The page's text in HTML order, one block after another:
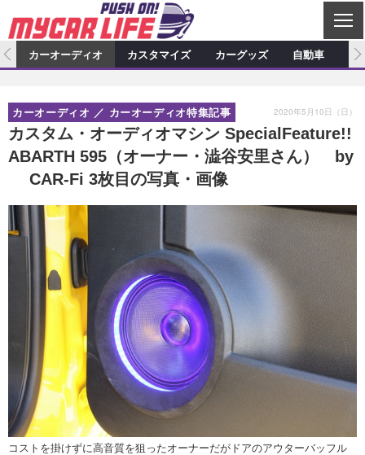
C
L
S
E
カーオーディオ
プロショップ検索 ショップ訪問記
カーオーディオニュース デモカー製作記
その他
カスタマイズ特集記事 カスタマイズ新製品情報
カスタマイズニュース
カーグッズ
カーグッズ特集記事 カーグッズ新製品情報
カーグッズニュース
自動車
カーオーディオ カスタマイズ カーグッズ 自動車
カスタム・オーディオマシン SpecialFeature!!
ABARTH 595（オーナー・澁谷安里さん） by
CAR-Fi 3枚目の写真・画像
カーオーディオ カーオーディオ特集記事 2020年5月10日（日）
コストを掛けずに高音質を狙ったオーナーだがドアのアウターバッフル